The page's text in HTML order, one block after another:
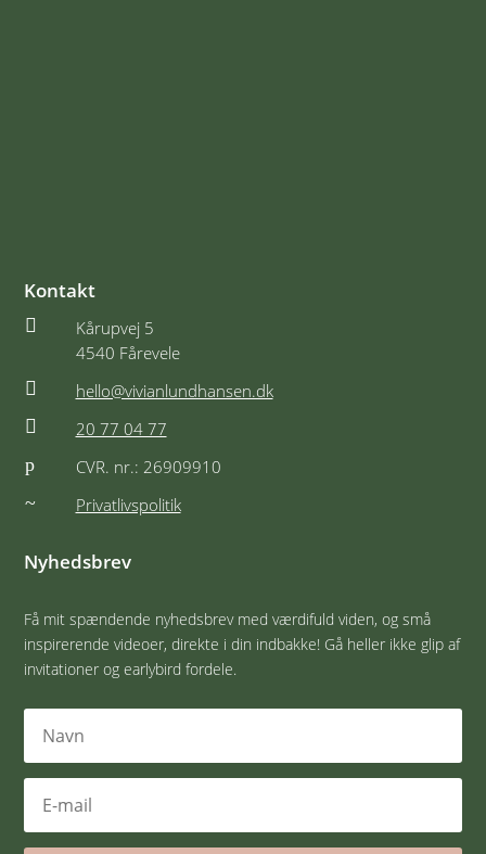
Kontakt

Kårupvej 5
4540 Fårevele

hello@vivianlundhansen.dk

20 77 04 77
p
CVR. nr.: 26909910
~
Privatlivspolitik
Nyhedsbrev
Få mit spændende nyhedsbrev med værdifuld viden, og små
inspirerende videoer, direkte i din indbakke! Gå heller ikke glip af
invitationer og earlybird fordele.